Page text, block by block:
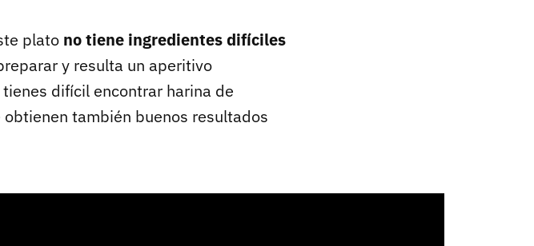
plato no tiene ingredientes difíciles
y resulta un aperitivo
difícil encontrar harina de
también buenos resultados